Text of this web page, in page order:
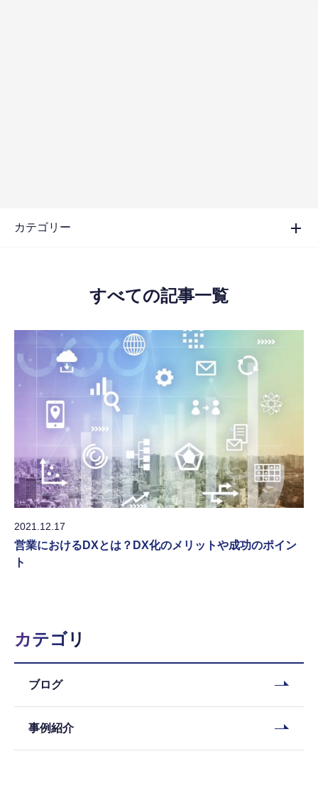
カテゴリー
すべての記事一覧
2021.12.17
営業におけるDXとは？DX化のメリットや成功のポイン
ト
カテゴリ
ブログ
事例紹介